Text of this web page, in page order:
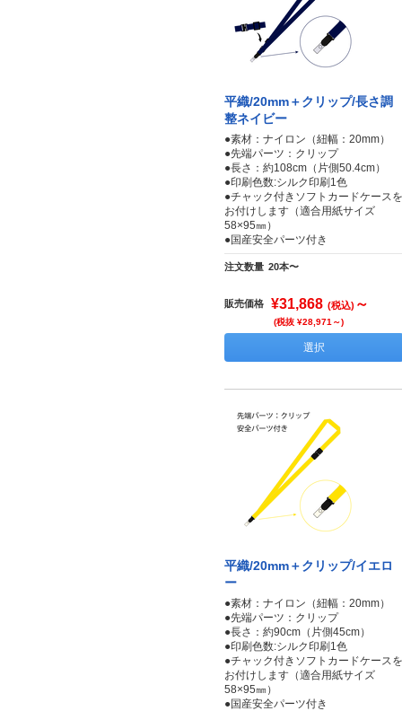
平織/20mm＋クリップ/長さ調
整ネイビー
●素材：ナイロン（紐幅：20mm）
●先端パーツ：クリップ
●長さ：約108cm（片側50.4cm）
●印刷色数:シルク印刷1色
●チャック付きソフトカードケースを
お付けします（適合用紙サイズ
58×95㎜）
●国産安全パーツ付き
注文数量 20本〜
販売価格 ¥31,868 (税込) ～
(税抜 ¥28,971～)
選択
平織/20mm＋クリップ/イエロ
ー
●素材：ナイロン（紐幅：20mm）
●先端パーツ：クリップ
●長さ：約90cm（片側45cm）
●印刷色数:シルク印刷1色
●チャック付きソフトカードケースを
お付けします（適合用紙サイズ
58×95㎜）
●国産安全パーツ付き